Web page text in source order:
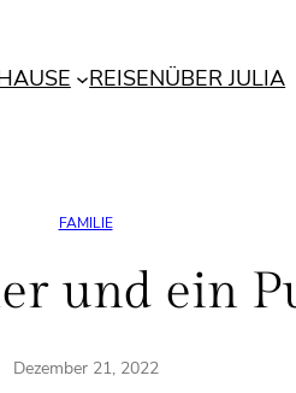
REISENÜBER JULIA
FAMILIE
und ein
Dezember 21, 2022